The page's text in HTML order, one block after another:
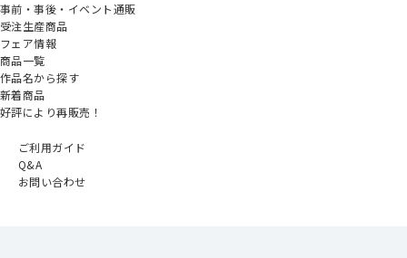
事前・事後・イベント通販
受注生産商品
フェア情報
商品一覧
作品名から探す
新着商品
好評により再販売！
ご利用ガイド
Q&A
お問い合わせ